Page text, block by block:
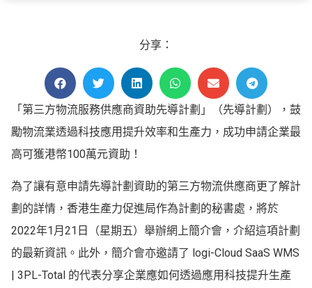
「第三方物流服務供應商資助先導計劃」（先導計劃），鼓
勵物流業透過科技應用提升效率和生產力，成功申請企業最
高可獲港幣100萬元資助！
為了讓有意申請先導計劃資助的第三方物流供應商更了解計
劃的詳情，香港生產力促進局作為計劃的秘書處，將於
2022年1月21日（星期五）舉辦網上簡介會，介紹這項計劃
的最新資訊。此外，簡介會亦邀請了 logi-Cloud SaaS WMS
| 3PL-Total 的代表分享企業應如何透過應用科技提升生產
分享：